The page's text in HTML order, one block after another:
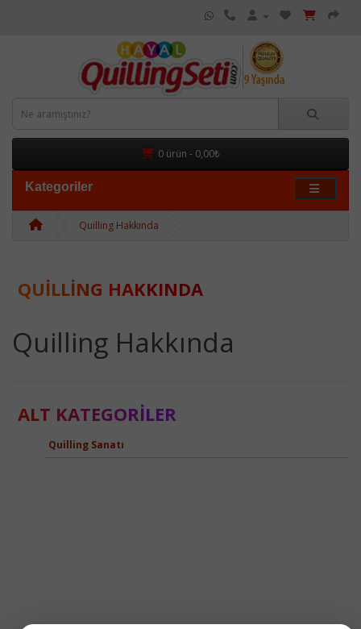
0 ürün - 0,00₺
Kategoriler
Quilling Hakkında
QUILLING HAKKINDA
Quilling Hakkında
ALT KATEGORILER
Quilling Sanatı